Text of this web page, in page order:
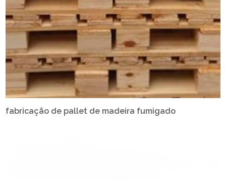
fabricação de pallet de madeira fumigado